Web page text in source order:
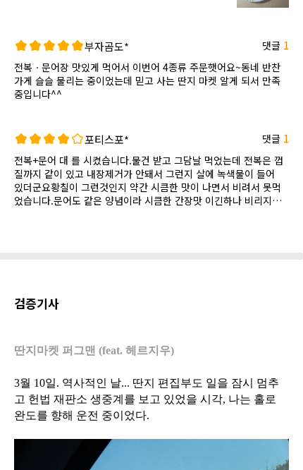
부자곰도* 댓글 1
전복ㆍ문어장 맛있게 먹어서 이번어 4종류 주문햇어요~동네 반찬
가게 슬슬 물리는 중이었는데 믿고 사는 딴지 마켓 알게 되서 만족
중입니다^^
포티스포* 댓글 1
전복+문어 대 를 시켰습니다.물건 받고 그담날 먹었는데 전복은 껍
질까지 같이 있고 내장제거가 안돼서 그런지 살에 녹색물이 들어
있더군요황칠이 그런것인지 약간 시큼한 맛이 나면서 비려서 못먹
었습니다.문어도 같은 양념이라 시큼한 간장맛 이긴하나 비리지는
검증기사
딴지마켓 퍼그맨 (feat. 헤르지우)
3월 10일. 역사적인 날... 딴지 편집부도 일을 잠시 멈추
고 헌법 재판소 생중계를 보고 있었을 시각, 나는 홀로
완도를 향해 운전 중이었다.